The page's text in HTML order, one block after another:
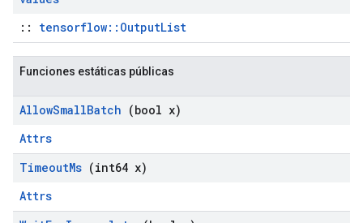
:: tensorflow::OutputList
Funciones estáticas públicas
AllowSmallBatch (bool x)
Attrs
TimeoutMs (int64 x)
Attrs